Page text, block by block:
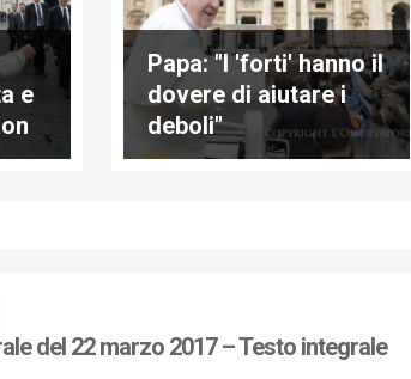
e
Papa: "I 'forti' hanno il
dovere di aiutare i
deboli"
del 22 marzo 2017 – Testo integrale